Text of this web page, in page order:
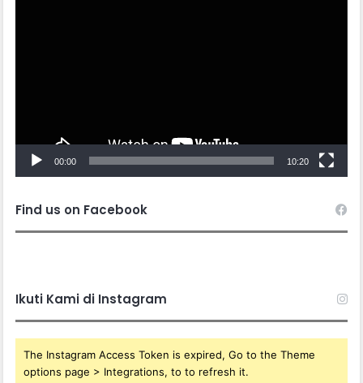
00:00 10:20
Find us on Facebook
Ikuti Kami di Instagram
The Instagram Access Token is expired, Go to the Theme
options page > Integrations, to to refresh it.